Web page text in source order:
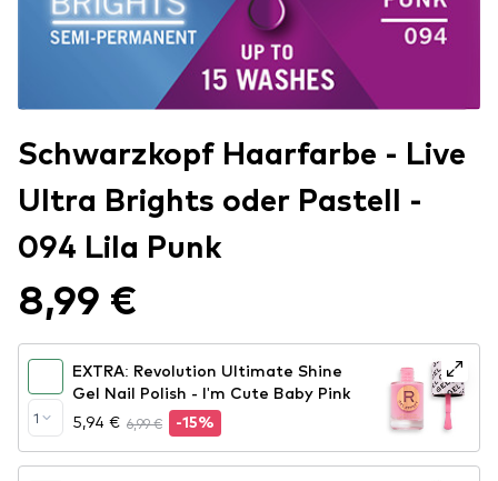
Schwarzkopf Haarfarbe - Live
Ultra Brights oder Pastell -
094 Lila Punk
8,99 €
1
EXTRA: Revolution Ultimate Shine
Gel Nail Polish - I'm Cute Baby Pink
5,94 € 6,99 € -15%